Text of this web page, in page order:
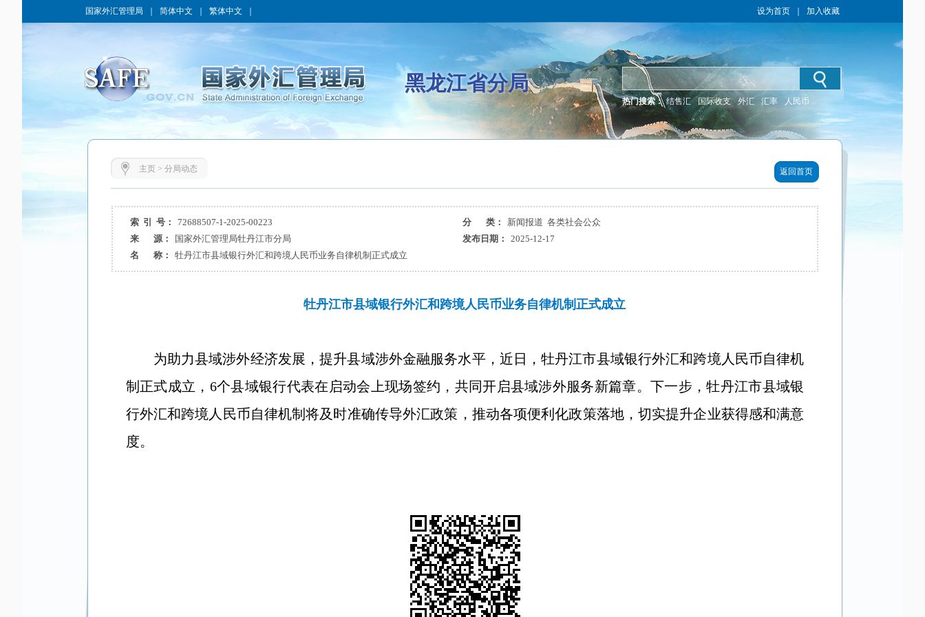
国家外汇管理局 简体中文 繁体中文 设为首页 加入收藏
黑龙江省分局
热门搜索： 结售汇 国际收支 外汇 汇率 人民币
主页> 分局动态 返回首页
索 引 号： 72688507-1-2025-00223 分 类：
新闻报道 各类社会公众
来 源：
国家外汇管理局牡丹江市分局 发布日期：
2025-12-17
名 称：
牡丹江市县域银行外汇和跨境人民币业务自律机制正式成立
牡丹江市县域银行外汇和跨境人民币业务自律机制正式成立
为助力县域涉外经济发展，提升县域涉外金融服务水平， 近 日，牡丹江市县域银行外汇和跨境人民币自律机
制 正式成立 ，6个县域银行代表在 启动会 上现场签约，共同开启县域涉外服务新篇章。下一步，牡丹江市县域银
行外汇和跨境人民币自律机制将及时准确传导外汇政策，推动各项便利化政策落地，切实提升企业获得感和满意
度。